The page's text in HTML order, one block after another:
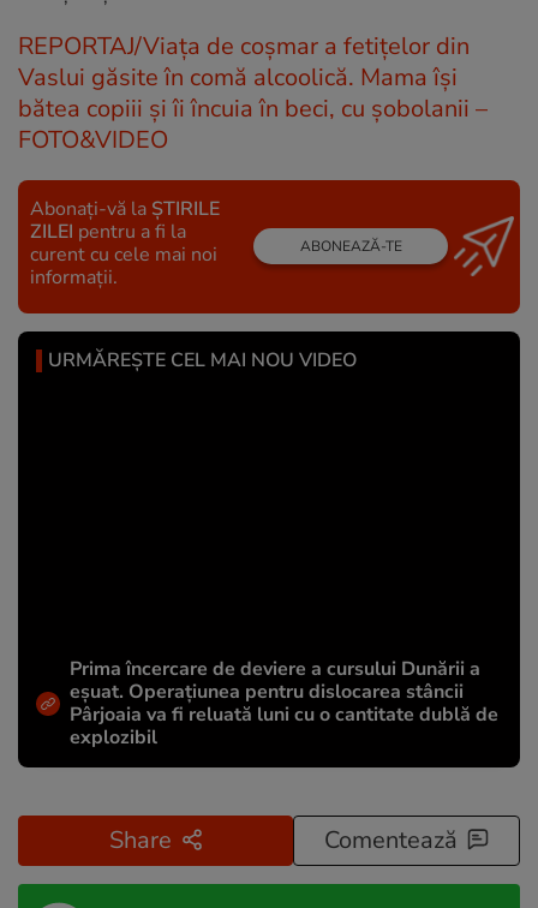
REPORTAJ/Viața de coșmar a fetițelor din
Vaslui găsite în comă alcoolică. Mama își
bătea copiii și îi încuia în beci, cu șobolanii –
FOTO&VIDEO
Abonați-vă la ȘTIRILE
ZILEI pentru a fi la
curent cu cele mai noi
informații.
ABONEAZĂ-TE
URMĂREȘTE CEL MAI NOU VIDEO
Prima încercare de deviere a cursului Dunării a
eșuat. Operațiunea pentru dislocarea stâncii
Pârjoaia va fi reluată luni cu o cantitate dublă de
explozibil
Share Comentează